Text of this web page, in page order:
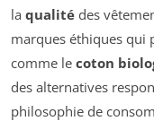
la qualité des
marques éthiques qui
comme le coton
des alternatives
philosophie de